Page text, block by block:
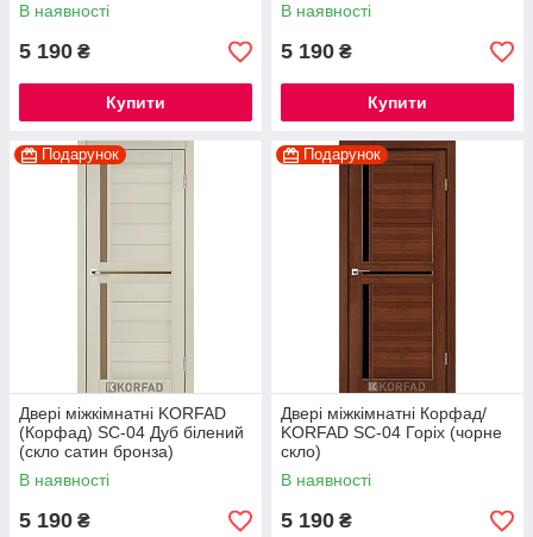
В наявності
5 190 ₴
Купити
В наявності
5 190 ₴
Купити
Подарунок
Двері міжкімнатні KORFAD
(Корфад) SC-04 Дуб білений
(скло сатин бронза)
В наявності
5 190 ₴
Подарунок
Двері міжкімнатні Корфад/
KORFAD SC-04 Горіх (чорне
скло)
В наявності
5 190 ₴